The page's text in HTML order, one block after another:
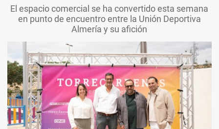
El espacio comercial se ha convertido esta semana
en punto de encuentro entre la Unión Deportiva
Almería y su afición